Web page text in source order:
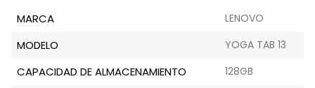
MARCA LENOVO
MODELO YOGA TAB 13
CAPACIDAD DE ALMACENAMIENTO 128GB